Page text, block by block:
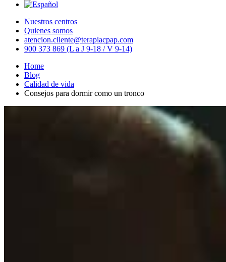
Nuestros centros
Quienes somos
atencion.cliente@terapiacpap.com
900 373 869 (L a J 9-18 / V 9-14)
Home
Blog
Calidad de vida
Consejos para dormir como un tronco